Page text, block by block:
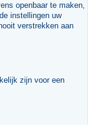
openbaar te maken,
instellingen uw
verstrekken aan
zijn voor een